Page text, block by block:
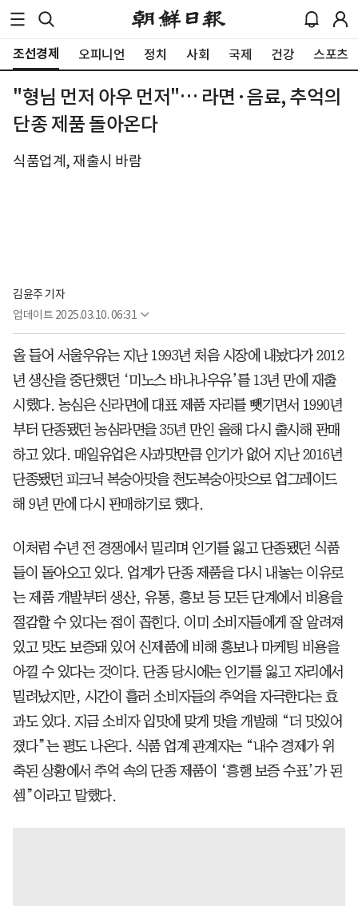
조선경제 오피니언 정치 사회 국제 건강 스포츠
"형님 먼저 아우 먼저"… 라면·음료, 추억의
단종 제품 돌아온다
식품업계, 재출시 바람
김윤주 기자
업데이트 2025.03.10. 06:31
올 들어 서울우유는 지난 1993년 처음 시장에 내놨다가 2012
년 생산을 중단했던 ‘미노스 바나나우유’를 13년 만에 재출
시했다. 농심은 신라면에 대표 제품 자리를 뺏기면서 1990년
부터 단종됐던 농심라면을 35년 만인 올해 다시 출시해 판매
하고 있다. 매일유업은 사과맛만큼 인기가 없어 지난 2016년
단종됐던 피크닉 복숭아맛을 천도복숭아맛으로 업그레이드
해 9년 만에 다시 판매하기로 했다.
이처럼 수년 전 경쟁에서 밀리며 인기를 잃고 단종됐던 식품
들이 돌아오고 있다. 업계가 단종 제품을 다시 내놓는 이유로
는 제품 개발부터 생산, 유통, 홍보 등 모든 단계에서 비용을
절감할 수 있다는 점이 꼽힌다. 이미 소비자들에게 잘 알려져
있고 맛도 보증돼 있어 신제품에 비해 홍보나 마케팅 비용을
아낄 수 있다는 것이다. 단종 당시에는 인기를 잃고 자리에서
밀려났지만, 시간이 흘러 소비자들의 추억을 자극한다는 효
과도 있다. 지금 소비자 입맛에 맞게 맛을 개발해 “더 맛있어
졌다”는 평도 나온다. 식품 업계 관계자는 “내수 경제가 위
축된 상황에서 추억 속의 단종 제품이 ‘흥행 보증 수표’가 된
셈”이라고 말했다.